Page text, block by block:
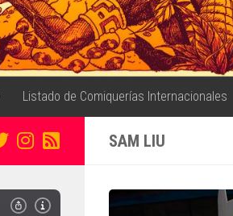
Listado de Comiquerías Internacionales
SAM LIU